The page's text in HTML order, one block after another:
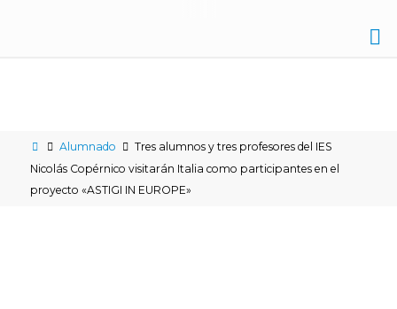
ÉCIJA
Alumnado
Tres alumnos y tres profesores del IES
Nicolás Copérnico visitarán Italia como participantes en el
proyecto «ASTIGI IN EUROPE»